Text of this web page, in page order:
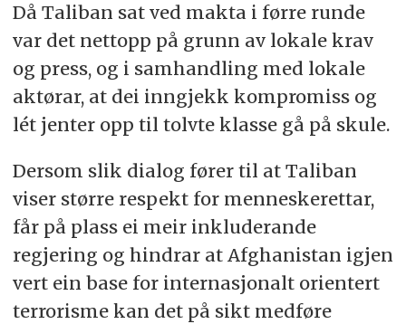
Då Taliban sat ved makta i førre runde
var det nettopp på grunn av lokale krav
og press, og i samhandling med lokale
aktørar, at dei inngjekk kompromiss og
lét jenter opp til tolvte klasse gå på skule.
Dersom slik dialog fører til at Taliban
viser større respekt for menneskerettar,
får på plass ei meir inkluderande
regjering og hindrar at Afghanistan igjen
vert ein base for internasjonalt orientert
terrorisme kan det på sikt medføre